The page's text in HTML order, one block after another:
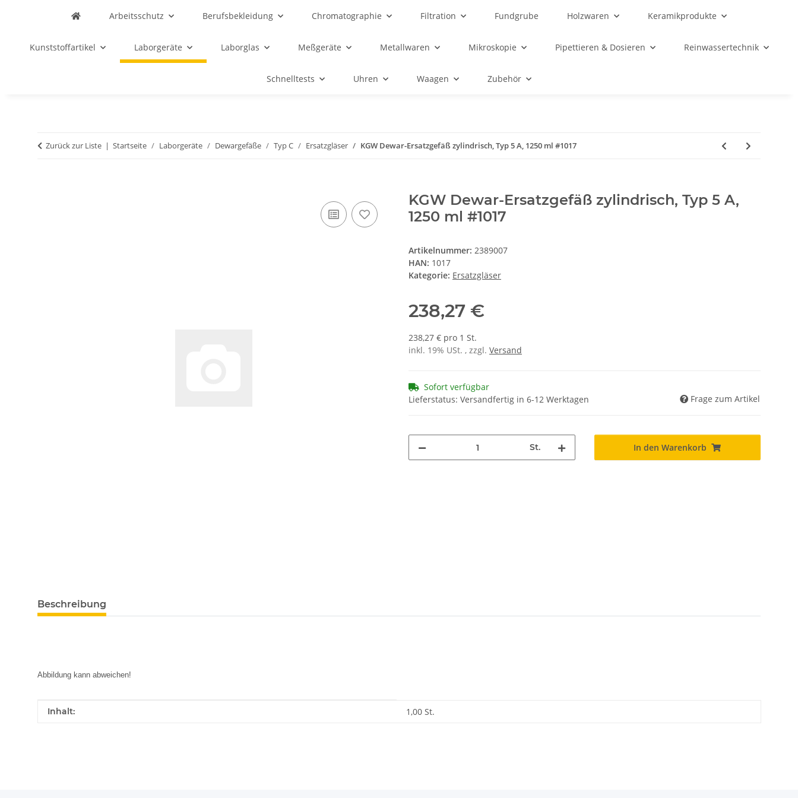
Arbeitsschutz Berufsbekleidung Chromatographie Filtration Fundgrube Holzwaren Keramikprodukte
Kunststoffartikel Laborgeräte Laborglas Meßgeräte Metallwaren Mikroskopie Pipettieren & Dosieren Reinwassertechnik
Schnelltests Uhren Waagen Zubehör
Zurück zur Liste Startseite Laborgeräte Dewargefäße Typ C Ersatzgläser KGW Dewar-Ersatzgefäß zylindrisch, Typ 5 A, 1250 ml #1017
KGW Dewar-Ersatzgefäß zylindrisch, Typ 5 A,
1250 ml #1017
Artikelnummer: 2389007
HAN: 1017
Kategorie: Ersatzgläser
238,27 €
238,27 € pro 1 St.
inkl. 19% USt. , zzgl. Versand
Sofort verfügbar
Lieferstatus: Versandfertig in 6-12 Werktagen
Frage zum Artikel
St. In den Warenkorb
Beschreibung
Abbildung kann abweichen!
Produkteigenschaft
Wert
Inhalt: 1,00 St.